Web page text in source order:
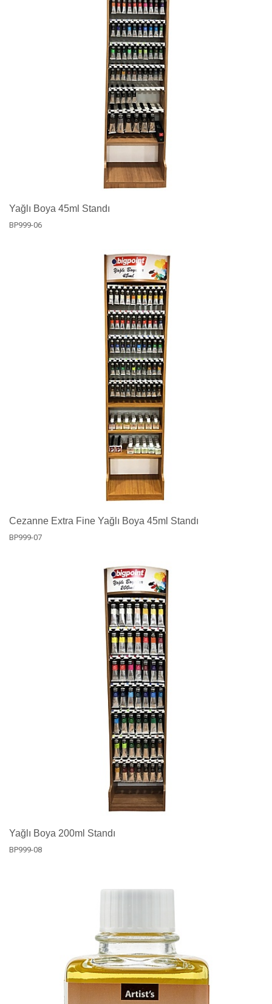
Yağlı Boya 45ml Standı
BP999-06
Cezanne Extra Fine Yağlı Boya 45ml Standı
BP999-07
Yağlı Boya 200ml Standı
BP999-08